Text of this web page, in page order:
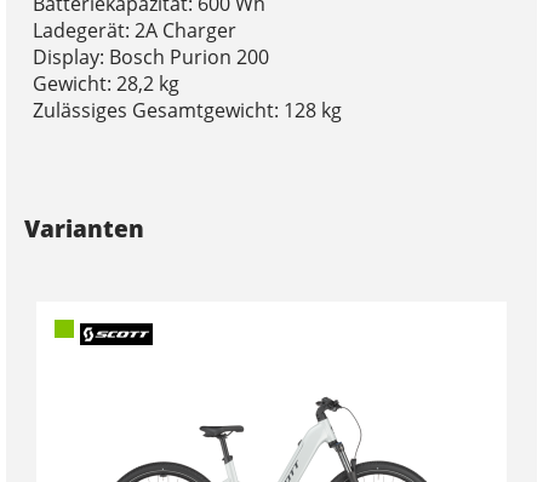
Ladegerät: 2A Charger
Display: Bosch Purion 200
Gewicht: 28,2 kg
Zulässiges Gesamtgewicht: 128 kg
Varianten